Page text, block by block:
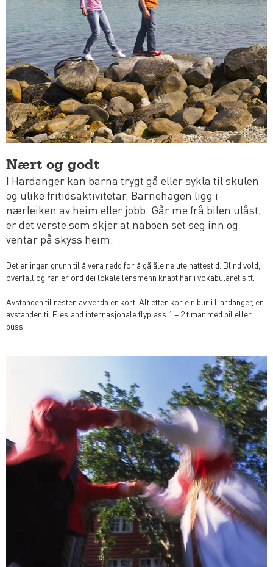
Nært og godt
I Hardanger kan barna trygt gå eller sykla til skulen
og ulike fritidsaktivitetar. Barnehagen ligg i
nærleiken av heim eller jobb. Går me frå bilen ulåst,
er det verste som skjer at naboen set seg inn og
ventar på skyss heim.
Det er ingen grunn til å vera redd for å gå åleine ute nattestid. Blind vold,
overfall og ran er ord dei lokale lensmenn knapt har i vokabularet sitt.
Avstanden til resten av verda er kort. Alt etter kor ein bur i Hardanger, er
avstanden til Flesland internasjonale flyplass 1 – 2 timar med bil eller
buss.